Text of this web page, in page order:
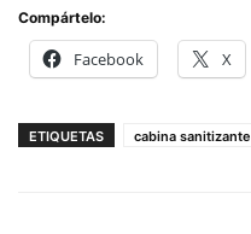
Compártelo:
Facebook X
ETIQUETAS cabina sanitizante